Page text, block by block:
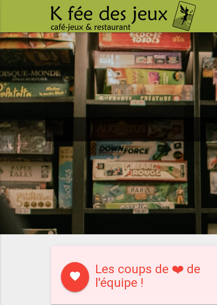
favorite
Les coups de ❤️ de
l'équipe !